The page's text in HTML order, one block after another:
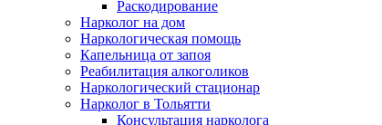
Раскодирование
Нарколог на дом
Наркологическая помощь
Капельница от запоя
Реабилитация алкоголиков
Наркологический стационар
Нарколог в Тольятти
Консультация нарколога